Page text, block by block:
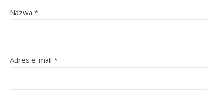
Nazwa *
Adres e-mail *